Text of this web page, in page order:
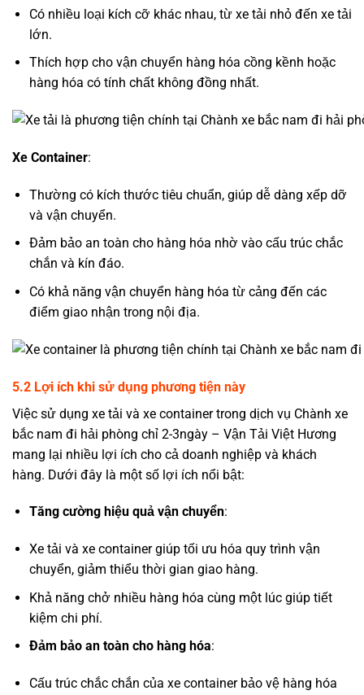
Có nhiều loại kích cỡ khác nhau, từ xe tải nhỏ đến xe tải
lớn.
Thích hợp cho vận chuyển hàng hóa cồng kềnh hoặc
hàng hóa có tính chất không đồng nhất.
Xe Container:
Thường có kích thước tiêu chuẩn, giúp dễ dàng xếp dỡ
và vận chuyển.
Đảm bảo an toàn cho hàng hóa nhờ vào cấu trúc chắc
chắn và kín đáo.
Có khả năng vận chuyển hàng hóa từ cảng đến các
điểm giao nhận trong nội địa.
5.2 Lợi ích khi sử dụng phương tiện này
Việc sử dụng xe tải và xe container trong dịch vụ Chành xe
bắc nam đi hải phòng chỉ 2-3ngày – Vận Tải Việt Hương
mang lại nhiều lợi ích cho cả doanh nghiệp và khách
hàng. Dưới đây là một số lợi ích nổi bật:
Tăng cường hiệu quả vận chuyển:
Xe tải và xe container giúp tối ưu hóa quy trình vận
chuyển, giảm thiểu thời gian giao hàng.
Khả năng chở nhiều hàng hóa cùng một lúc giúp tiết
kiệm chi phí.
Đảm bảo an toàn cho hàng hóa:
Cấu trúc chắc chắn của xe container bảo vệ hàng hóa